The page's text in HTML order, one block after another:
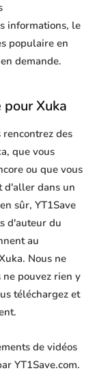
informations, le
populaire en
demande.
Xuka
des
que vous
ou que vous
d'aller dans un
sûr, YT1Save
d'auteur du
au
Nous ne
pouvez rien y
téléchargez et
de vidéos
YT1Save.com.